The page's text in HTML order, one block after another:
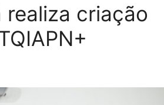
realiza criação